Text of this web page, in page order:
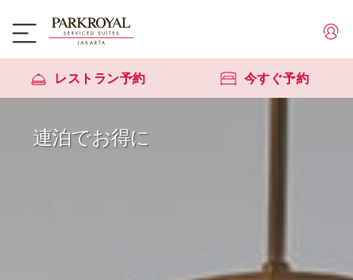
レストラン予約 今すぐ予約
連泊でお得に